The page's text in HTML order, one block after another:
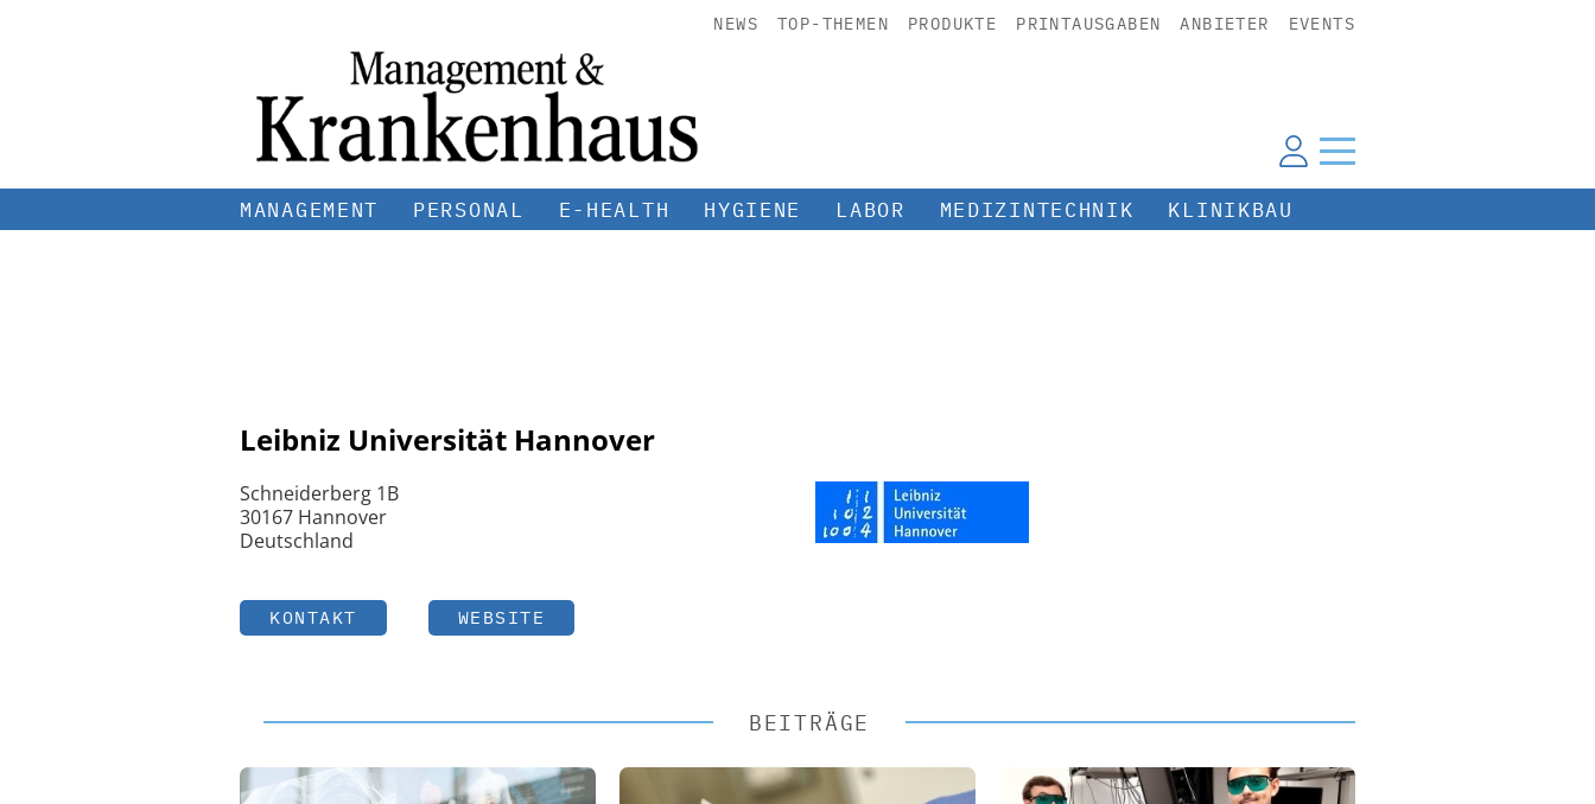
NEWS TOP-THEMEN PRODUKTE PRINTAUSGABEN ANBIETER EVENTS
MANAGEMENT PERSONAL E-HEALTH HYGIENE LABOR MEDIZINTECHNIK KLINIKBAU
Leibniz Universität Hannover
Schneiderberg 1B
30167 Hannover
Deutschland
KONTAKT WEBSITE
BEITRÄGE